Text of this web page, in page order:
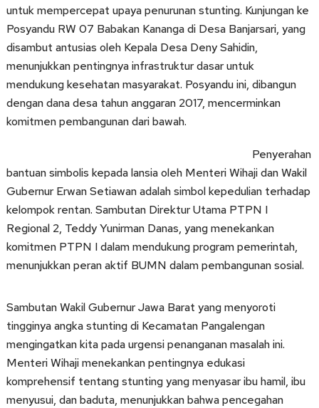
untuk mempercepat upaya penurunan stunting. Kunjungan ke
Posyandu RW 07 Babakan Kananga di Desa Banjarsari, yang
disambut antusias oleh Kepala Desa Deny Sahidin,
menunjukkan pentingnya infrastruktur dasar untuk
mendukung kesehatan masyarakat. Posyandu ini, dibangun
dengan dana desa tahun anggaran 2017, mencerminkan
komitmen pembangunan dari bawah.
Penyerahan
bantuan simbolis kepada lansia oleh Menteri Wihaji dan Wakil
Gubernur Erwan Setiawan adalah simbol kepedulian terhadap
kelompok rentan. Sambutan Direktur Utama PTPN I
Regional 2, Teddy Yunirman Danas, yang menekankan
komitmen PTPN I dalam mendukung program pemerintah,
menunjukkan peran aktif BUMN dalam pembangunan sosial.
Sambutan Wakil Gubernur Jawa Barat yang menyoroti
tingginya angka stunting di Kecamatan Pangalengan
mengingatkan kita pada urgensi penanganan masalah ini.
Menteri Wihaji menekankan pentingnya edukasi
komprehensif tentang stunting yang menyasar ibu hamil, ibu
menyusui, dan baduta, menunjukkan bahwa pencegahan